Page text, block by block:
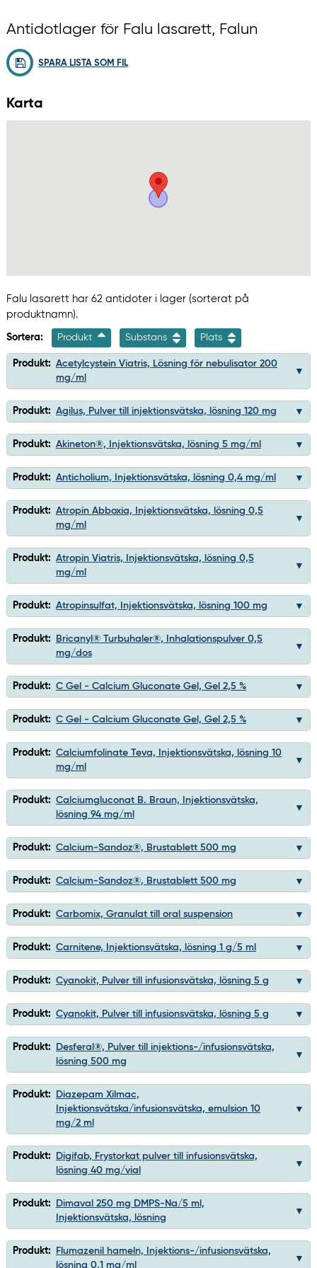
Antidotlager för Falu lasarett, Falun
SPARA LISTA SOM FIL
Karta
Falu lasarett har 62 antidoter i lager (sorterat på
produktnamn).
Sortera: Produkt Substans Plats
Produkt: Acetylcystein Viatris, Lösning för nebulisator 200
mg/ml
Produkt: Agilus, Pulver till injektionsvätska, lösning 120 mg
Produkt: Akineton®, Injektionsvätska, lösning 5 mg/ml
Produkt: Anticholium, Injektionsvätska, lösning 0,4 mg/ml
Produkt: Atropin Abboxia, Injektionsvätska, lösning 0,5
mg/ml
Produkt: Atropin Viatris, Injektionsvätska, lösning 0,5
mg/ml
Produkt: Atropinsulfat, Injektionsvätska, lösning 100 mg
Produkt:
Bricanyl® Turbuhaler®, Inhalationspulver 0,5
mg/dos
Produkt: C Gel - Calcium Gluconate Gel, Gel 2,5 %
Produkt: C Gel - Calcium Gluconate Gel, Gel 2,5 %
Produkt: Calciumfolinate Teva, Injektionsvätska, lösning 10
mg/ml
Produkt: Calciumgluconat B. Braun, Injektionsvätska,
lösning 94 mg/ml
Produkt: Calcium-Sandoz®, Brustablett 500 mg
Produkt: Calcium-Sandoz®, Brustablett 500 mg
Produkt: Carbomix, Granulat till oral suspension
Produkt: Carnitene, Injektionsvätska, lösning 1 g/5 ml
Produkt: Cyanokit, Pulver till infusionsvätska, lösning 5 g
Produkt: Cyanokit, Pulver till infusionsvätska, lösning 5 g
Produkt:
Desferal®, Pulver till injektions-/infusionsvätska,
lösning 500 mg
Produkt:
Diazepam Xilmac,
Injektionsvätska/infusionsvätska, emulsion 10
mg/2 ml
Produkt:
Digifab, Frystorkat pulver till infusionsvätska,
lösning 40 mg/vial
Produkt:
Dimaval 250 mg DMPS-Na/5 ml,
Injektionsvätska, lösning
Produkt:
Flumazenil hameln, Injektions-/infusionsvätska,
lösning 0,1 mg/ml